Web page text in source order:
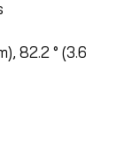
82.2 ° (3.6